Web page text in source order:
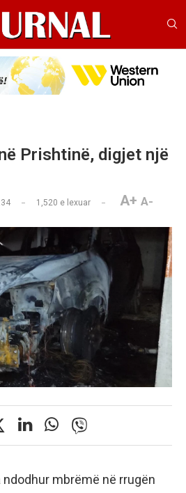
Prishtinë, digjet një
1,520 e lexuar A+ A-
mbrëmë në rrugën